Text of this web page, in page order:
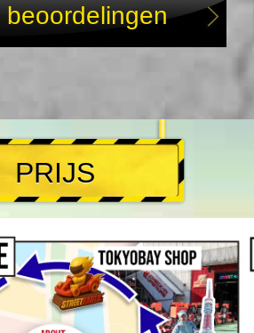
beoordelingen
PRIJS